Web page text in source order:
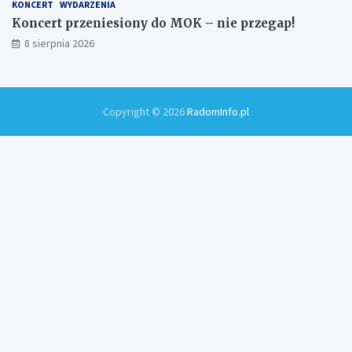
KONCERT WYDARZENIA
Koncert przeniesiony do MOK – nie przegap!
8 sierpnia 2026
Copyright © 2026RadomInfo.pl